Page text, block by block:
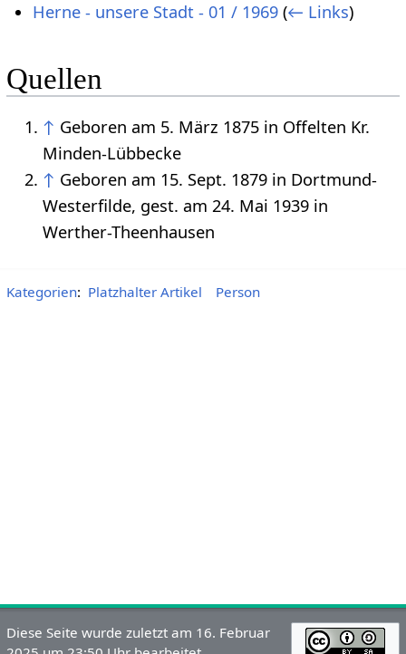
Herne - unsere Stadt - 01 / 1969 (← Links)
Quellen
↑ Geboren am 5. März 1875 in Offelten Kr.
Minden-Lübbecke
↑ Geboren am 15. Sept. 1879 in Dortmund-
Westerfilde, gest. am 24. Mai 1939 in
Werther-Theenhausen
Kategorien: Platzhalter Artikel Person
Diese Seite wurde zuletzt am 16. Februar